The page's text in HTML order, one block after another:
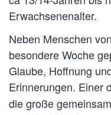
Erwachsenenalter.
Neben Menschen
besondere Woche
Glaube, Hoffnung
Erinnerungen. Einer
die große